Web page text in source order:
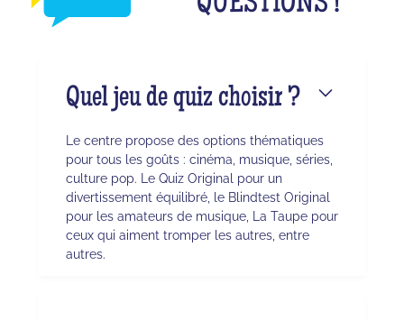
Quel jeu de quiz choisir ?
Le centre propose des options thématiques
pour tous les goûts : cinéma, musique, séries,
culture pop. Le Quiz Original pour un
divertissement équilibré, le Blindtest Original
pour les amateurs de musique, La Taupe pour
ceux qui aiment tromper les autres, entre
autres.